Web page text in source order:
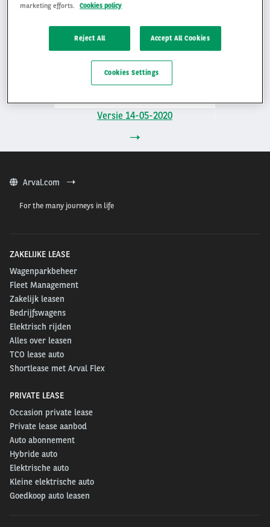
Versie 14-05-2020
Arval.com
For the many journeys in life
ZAKELIJKE LEASE
Wagenparkbeheer
Fleet Management
Zakelijk leasen
Bedrijfswagens
Elektrisch rijden
Alles over leasen
TCO lease auto
Shortlease met Arval Flex
PRIVATE LEASE
Occasion private lease
Private lease aanbod
Auto abonnement
Hybride auto
Elektrische auto
Kleine elektrische auto
Goedkoop auto leasen
marketing efforts.
Cookies policy
Reject All Accept All Cookies
Cookies Settings